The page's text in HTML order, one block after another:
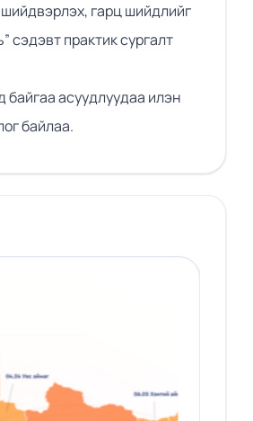
гарц шийдлийг
сэдэвт практик сургалт
байгаа асуудлуудаа илэн
байлаа.